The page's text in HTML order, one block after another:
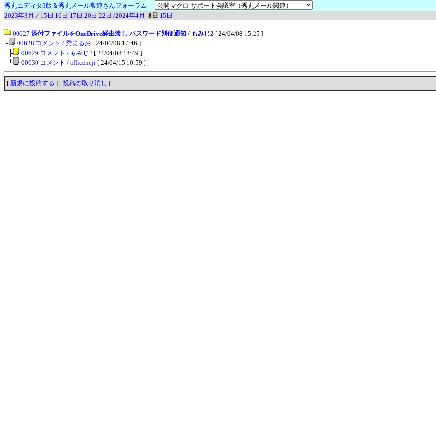
秀丸エディタβ版＆秀丸メール常連さんフォーラム
2023年3月 ／ 15日 16日 17日 20日 22日 /2024年4月 - 8日 15日
00627 添付ファイルをOneDrive経由渡し-パスワード別便通知 / もみじ2 [ 24/04/08 15:25 ]
└
00628 コメント / 秀まるお [ 24/04/08 17:46 ]
├ 00629 コメント / もみじ2 [ 24/04/08 18:49 ]
└ 00630 コメント / officenoji [ 24/04/15 10:59 ]
[ 新規に投稿する ] [ 投稿の取り消し ]